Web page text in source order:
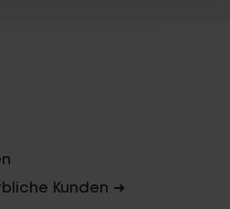
Kunden ➜